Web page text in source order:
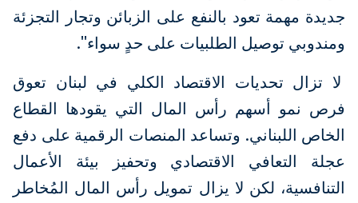
جديدة مهمة تعود بالنفع على الزبائن وتجار التجزئة
ومندوبي توصيل الطلبيات على حدٍ سواء".
لا تزال تحديات الاقتصاد الكلي في لبنان تعوق
فرص نمو أسهم رأس المال التي يقودها القطاع
الخاص اللبناني. وتساعد المنصات الرقمية على دفع
عجلة التعافي الاقتصادي وتحفيز بيئة الأعمال
التنافسية، لكن لا يزال تمويل رأس المال المُخاطر